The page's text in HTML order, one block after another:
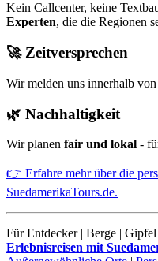
Kein Callcenter, keine
Experten, die die Regionen
🚀 Zeitversprechen
Wir melden uns innerhalb
🌿 Nachhaltigkeit
Wir planen fair und lokal -
👉 Erfahre mehr über die
SuedamerikaTours.de.
Für Entdecker | Berge |
Erlebnisreisen mit